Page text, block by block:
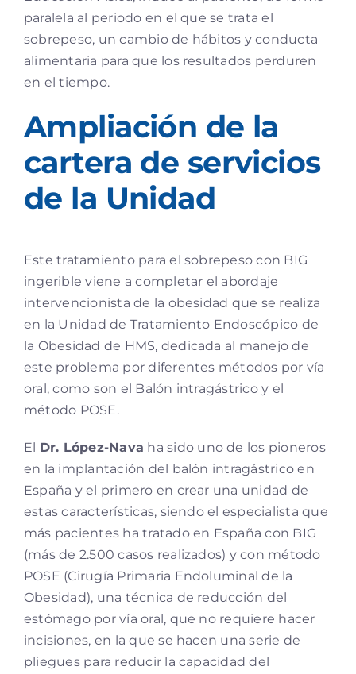
paralela al periodo en el que se trata el
sobrepeso, un cambio de hábitos y conducta
alimentaria para que los resultados perduren
en el tiempo.
Ampliación de la
cartera de servicios
de la Unidad
Este tratamiento para el sobrepeso con BIG
ingerible viene a completar el abordaje
intervencionista de la obesidad que se realiza
en la Unidad de Tratamiento Endoscópico de
la Obesidad de HMS, dedicada al manejo de
este problema por diferentes métodos por vía
oral, como son el Balón intragástrico y el
método POSE.
El Dr. López-Nava ha sido uno de los pioneros
en la implantación del balón intragástrico en
España y el primero en crear una unidad de
estas características, siendo el especialista que
más pacientes ha tratado en España con BIG
(más de 2.500 casos realizados) y con método
POSE (Cirugía Primaria Endoluminal de la
Obesidad), una técnica de reducción del
estómago por vía oral, que no requiere hacer
incisiones, en la que se hacen una serie de
pliegues para reducir la capacidad del